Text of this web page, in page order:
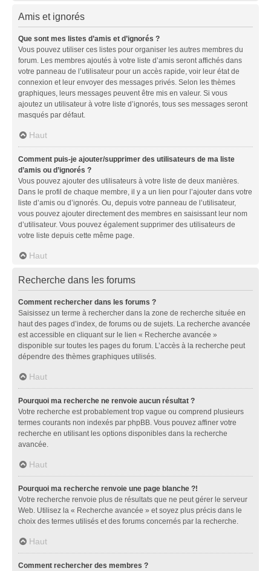
Amis et ignorés
Que sont mes listes d’amis et d’ignorés ?
Vous pouvez utiliser ces listes pour organiser les autres membres du
forum. Les membres ajoutés à votre liste d’amis seront affichés dans
votre panneau de l’utilisateur pour un accès rapide, voir leur état de
connexion et leur envoyer des messages privés. Selon les thèmes
graphiques, leurs messages peuvent être mis en valeur. Si vous
ajoutez un utilisateur à votre liste d’ignorés, tous ses messages seront
masqués par défaut.
Haut
Comment puis-je ajouter/supprimer des utilisateurs de ma liste
d’amis ou d’ignorés ?
Vous pouvez ajouter des utilisateurs à votre liste de deux manières.
Dans le profil de chaque membre, il y a un lien pour l’ajouter dans votre
liste d’amis ou d’ignorés. Ou, depuis votre panneau de l’utilisateur,
vous pouvez ajouter directement des membres en saisissant leur nom
d’utilisateur. Vous pouvez également supprimer des utilisateurs de
votre liste depuis cette même page.
Haut
Recherche dans les forums
Comment rechercher dans les forums ?
Saisissez un terme à rechercher dans la zone de recherche située en
haut des pages d’index, de forums ou de sujets. La recherche avancée
est accessible en cliquant sur le lien « Recherche avancée »
disponible sur toutes les pages du forum. L’accès à la recherche peut
dépendre des thèmes graphiques utilisés.
Haut
Pourquoi ma recherche ne renvoie aucun résultat ?
Votre recherche est probablement trop vague ou comprend plusieurs
termes courants non indexés par phpBB. Vous pouvez affiner votre
recherche en utilisant les options disponibles dans la recherche
avancée.
Haut
Pourquoi ma recherche renvoie une page blanche ?!
Votre recherche renvoie plus de résultats que ne peut gérer le serveur
Web. Utilisez la « Recherche avancée » et soyez plus précis dans le
choix des termes utilisés et des forums concernés par la recherche.
Haut
Comment rechercher des membres ?